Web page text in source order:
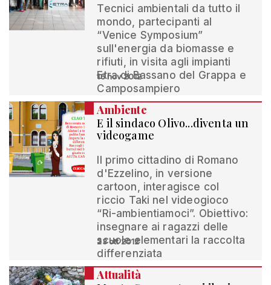
Tecnici ambientali da tutto il
mondo, partecipanti al
“Venice Symposium”
sull'energia da biomasse e
rifiuti, in visita agli impianti
Etra di Bassano del Grappa e
Camposampiero
16 nov 2012
Ambiente
E il sindaco Olivo...diventa un
videogame
Il primo cittadino di Romano
d'Ezzelino, in versione
cartoon, interagisce col
riccio Taki nel videogioco
“Ri-ambientiamoci”. Obiettivo:
insegnare ai ragazzi delle
scuole elementari la raccolta
differenziata
23 ott 2012
Attualità